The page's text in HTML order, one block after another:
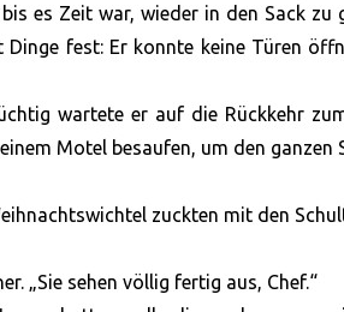
es Zeit war, wieder in den Sack zu
fest: Er konnte keine Türen
wartete er auf die Rückkehr
Motel besaufen, um den ganzen
zuckten mit den
„Sie sehen völlig fertig aus, Chef.“